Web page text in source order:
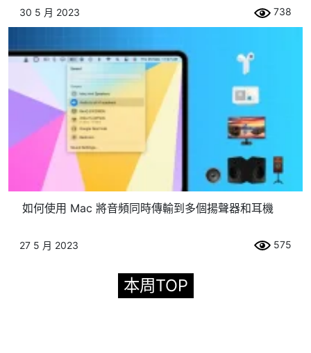
30 5 月 2023 738
如何使用 Mac 將音頻同時傳輸到多個揚聲器和耳機
27 5 月 2023 575
本周TOP